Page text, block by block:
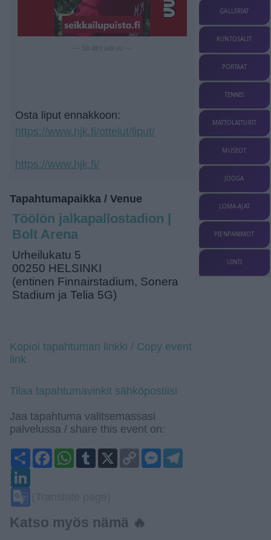
Osta liput ennakkoon:
https://www.hjk.fi/ottelut/liput/
https://www.hjk.fi/
Tapahtumapaikka / Venue
Töölön jalkapallostadion |
Bolt Arena
Urheilukatu 5
00250 HELSINKI
(entinen Finnairstadium, Sonera
Stadium ja Telia 5G)
Kopioi tapahtuman linkki / Copy event
link
Tilaa tapahtumavinkit sähköpostiisi
Jaa tapahtuma valitsemassasi
palvelussa / share this event on:
ShareFacebookWhatsApp
Tumblr
X
Copy
Link
Messenger
Katso myös nämä 🔥
GALLERIAT
KUNTOSALIT
PORTAAT
TENNIS
MATTOLAITURIT
MUSEOT
JOOGA
LOMA-AJAT
PIENPANIMOT
UINTI